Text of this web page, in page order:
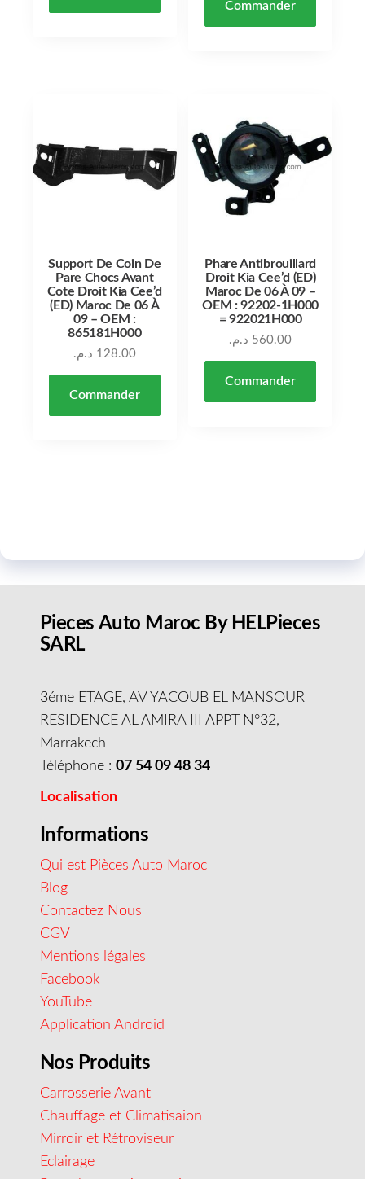
Commander
Support De Coin De
Pare Chocs Avant
Cote Droit Kia Cee’d
(ED) Maroc De 06 À
09 – OEM :
865181H000
128.00 د.م.
Commander
Phare Antibrouillard
Droit Kia Cee’d (ED)
Maroc De 06 À 09 –
OEM : 92202-1H000
= 922021H000
560.00 د.م.
Commander
Pieces Auto Maroc By HELPieces
SARL
3éme ETAGE, AV YACOUB EL MANSOUR
RESIDENCE AL AMIRA III APPT N°32,
Marrakech
Téléphone : 07 54 09 48 34
Localisation
Informations
Qui est Pièces Auto Maroc
Blog
Contactez Nous
CGV
Mentions légales
Facebook
YouTube
Application Android
Nos Produits
Carrosserie Avant
Chauffage et Climatisaion
Mirroir et Rétroviseur
Eclairage